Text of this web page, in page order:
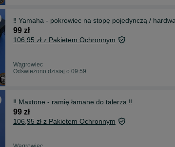
‼️ Yamaha - pokrowiec na stopę pojedynczą /
99 zł
106,95 zł z Pakietem Ochronnym
Wągrowiec
Odświeżono dzisiaj o 09:59
‼️ Maxtone - ramię łamane do talerza ‼️
99 zł
106,95 zł z Pakietem Ochronnym